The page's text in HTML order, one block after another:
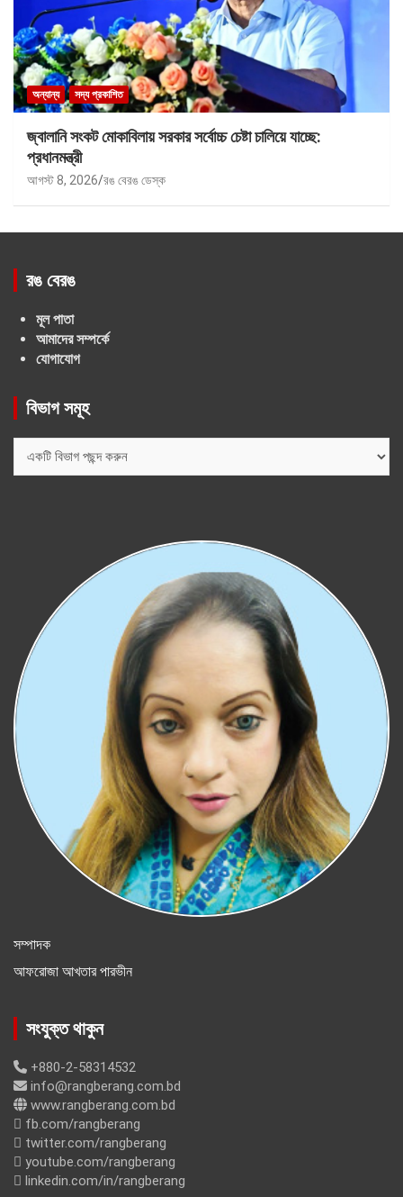
অন্যান্য সদ্য প্রকাশিত
জ্বালানি সংকট মোকাবিলায় সরকার সর্বোচ্চ চেষ্টা চালিয়ে যাচ্ছে:
প্রধানমন্ত্রী
আগস্ট 8, 2026 রঙ বেরঙ ডেস্ক
রঙ বেরঙ
মূল পাতা
আমাদের সম্পর্কে
যোগাযোগ
বিভাগ সমূহ
সম্পাদক
আফরোজা আখতার পারভীন
সংযুক্ত থাকুন
+880-2-58314532
info@rangberang.com.bd
www.rangberang.com.bd
fb.com/rangberang
twitter.com/rangberang
youtube.com/rangberang
linkedin.com/in/rangberang